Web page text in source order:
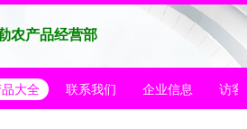
农产品经营部
品大全 联系我们 企业信息 访客